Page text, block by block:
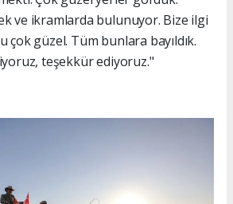
ve ikramlarda bulunuyor. Bize ilgi
güzel. Tüm bunlara bayıldık.
teşekkür ediyoruz."